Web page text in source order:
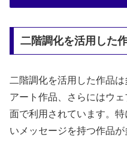
二階調化を活用した
二階調化を活用した作品
アート作品、さらにはウ
面で利用されています。
いメッセージを持つ作品が